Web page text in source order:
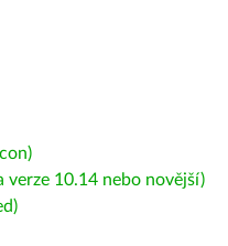
verze 10.14 nebo novější)